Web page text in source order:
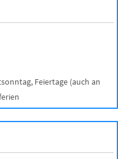
Feiertage (auch an